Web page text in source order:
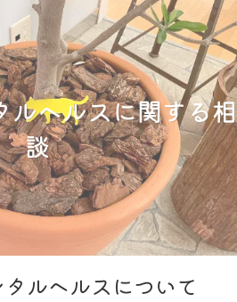
ルヘルスに関する相
談
ルヘルスについて